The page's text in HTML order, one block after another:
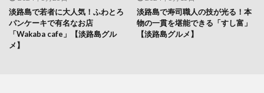
淡路島で若者に大人気！ふわとろ
パンケーキで有名なお店
「Wakaba cafe」【淡路島グル
メ】
淡路島で寿司職人の技が光る！本
物の一貫を堪能できる「すし富」
【淡路島グルメ】